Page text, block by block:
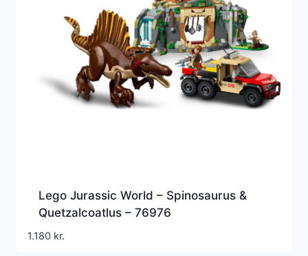
Lego Jurassic World – Spinosaurus &
Quetzalcoatlus – 76976
1.180 kr.